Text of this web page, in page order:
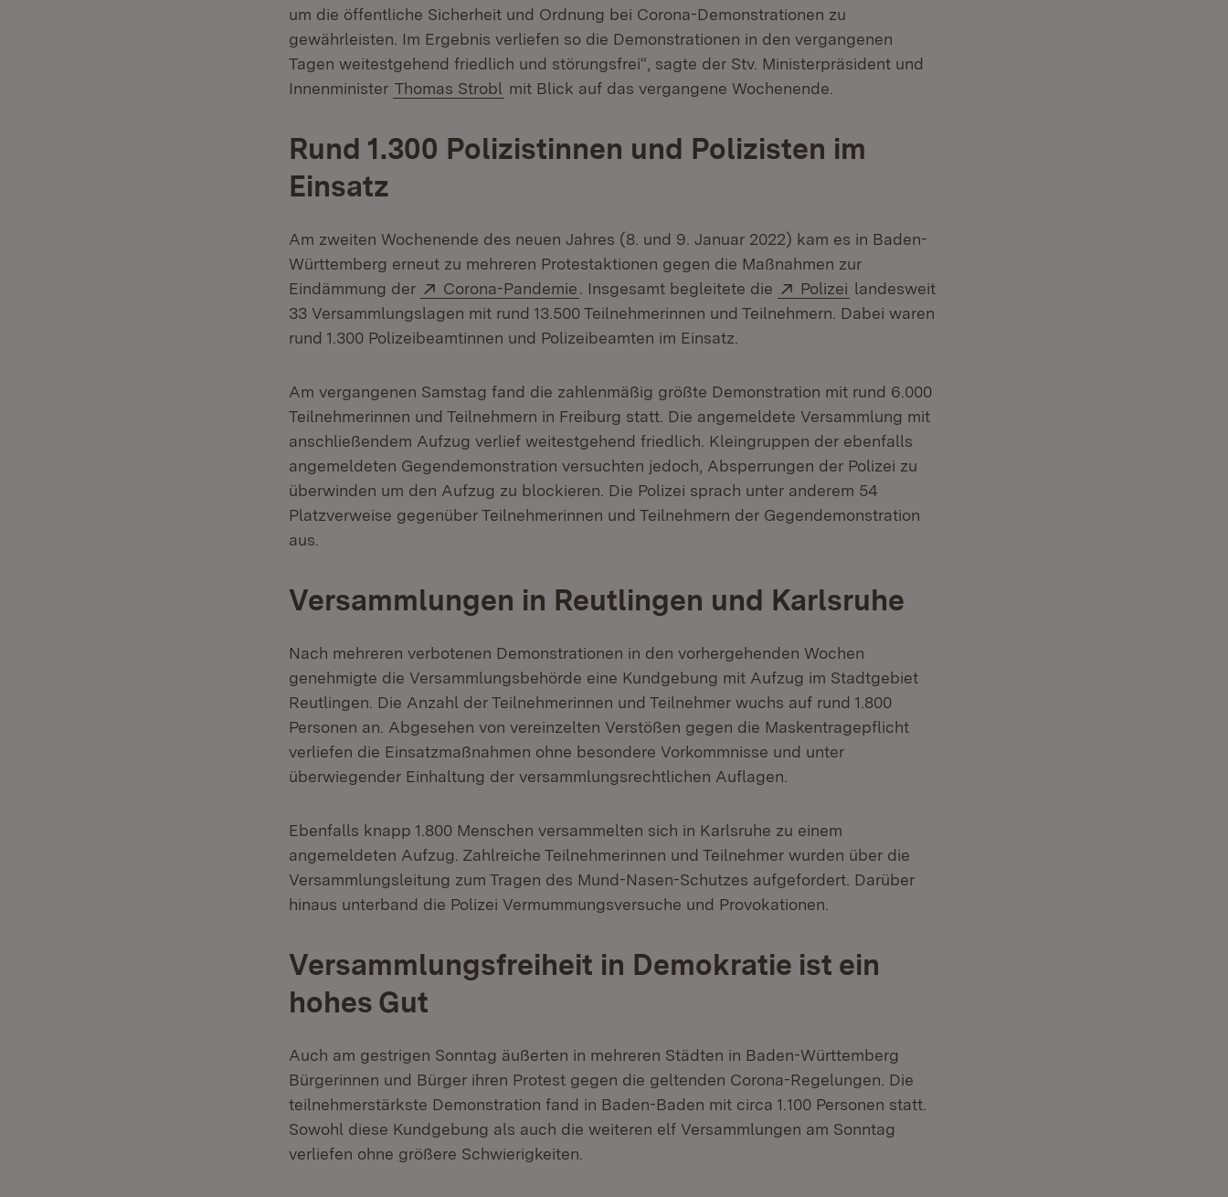
um die öffentliche Sicherheit und Ordnung bei Corona-Demonstrationen zu
gewährleisten. Im Ergebnis verliefen so die Demonstrationen in den vergangenen
Tagen weitestgehend friedlich und störungsfrei“, sagte der Stv. Ministerpräsident und
Innenminister Thomas Strobl mit Blick auf das vergangene Wochenende.
Rund 1.300 Polizistinnen und Polizisten im
Einsatz
Am zweiten Wochenende des neuen Jahres (8. und 9. Januar 2022) kam es in Baden-
Württemberg erneut zu mehreren Protestaktionen gegen die Maßnahmen zur
Eindämmung der
Extern:
Corona-Pandemie (Öffnet in neuem Fenster)
. Insgesamt begleitete die Extern:
Polizei (Öffnet in neuem Fenster)
landesweit
33 Versammlungslagen mit rund 13.500 Teilnehmerinnen und Teilnehmern. Dabei waren
rund 1.300 Polizeibeamtinnen und Polizeibeamten im Einsatz.
Am vergangenen Samstag fand die zahlenmäßig größte Demonstration mit rund 6.000
Teilnehmerinnen und Teilnehmern in Freiburg statt. Die angemeldete Versammlung mit
anschließendem Aufzug verlief weitestgehend friedlich. Kleingruppen der ebenfalls
angemeldeten Gegendemonstration versuchten jedoch, Absperrungen der Polizei zu
überwinden um den Aufzug zu blockieren. Die Polizei sprach unter anderem 54
Platzverweise gegenüber Teilnehmerinnen und Teilnehmern der Gegendemonstration
aus.
Versammlungen in Reutlingen und Karlsruhe
Nach mehreren verbotenen Demonstrationen in den vorhergehenden Wochen
genehmigte die Versammlungsbehörde eine Kundgebung mit Aufzug im Stadtgebiet
Reutlingen. Die Anzahl der Teilnehmerinnen und Teilnehmer wuchs auf rund 1.800
Personen an. Abgesehen von vereinzelten Verstößen gegen die Maskentragepflicht
verliefen die Einsatzmaßnahmen ohne besondere Vorkommnisse und unter
überwiegender Einhaltung der versammlungsrechtlichen Auflagen.
Ebenfalls knapp 1.800 Menschen versammelten sich in Karlsruhe zu einem
angemeldeten Aufzug. Zahlreiche Teilnehmerinnen und Teilnehmer wurden über die
Versammlungsleitung zum Tragen des Mund-Nasen-Schutzes aufgefordert. Darüber
hinaus unterband die Polizei Vermummungsversuche und Provokationen.
Versammlungsfreiheit in Demokratie ist ein
hohes Gut
Auch am gestrigen Sonntag äußerten in mehreren Städten in Baden-Württemberg
Bürgerinnen und Bürger ihren Protest gegen die geltenden Corona-Regelungen. Die
teilnehmerstärkste Demonstration fand in Baden-Baden mit circa 1.100 Personen statt.
Sowohl diese Kundgebung als auch die weiteren elf Versammlungen am Sonntag
verliefen ohne größere Schwierigkeiten.